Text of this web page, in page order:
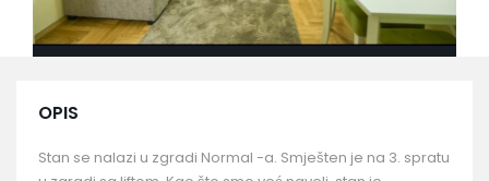
OPIS
Stan se nalazi u zgradi Normal -a. Smješten je na 3. spratu